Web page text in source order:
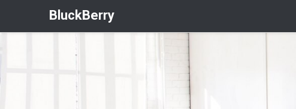
BluckBerry